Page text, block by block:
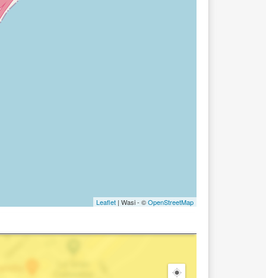
Leaflet | Wasi - ©OpenStreetMap